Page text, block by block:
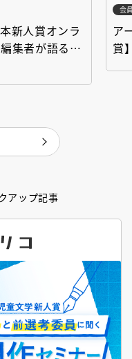
アップ記事
新人賞オンラ
集者が語る
会
ア
賞